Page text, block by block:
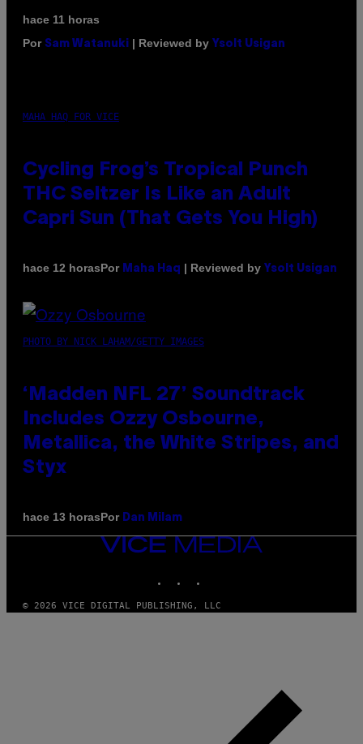
hace 11 horas
Por Sam Watanuki | Reviewed by Ysolt Usigan
MAHA HAQ FOR VICE
Cycling Frog’s Tropical Punch
THC Seltzer Is Like an Adult
Capri Sun (That Gets You High)
hace 12 horasPor Maha Haq | Reviewed by Ysolt Usigan
PHOTO BY NICK LAHAM/GETTY IMAGES
‘Madden NFL 27’ Soundtrack
Includes Ozzy Osbourne,
Metallica, the White Stripes, and
Styx
hace 13 horasPor Dan Milam
VICE
MEDIA
© 2026 VICE DIGITAL PUBLISHING, LLC